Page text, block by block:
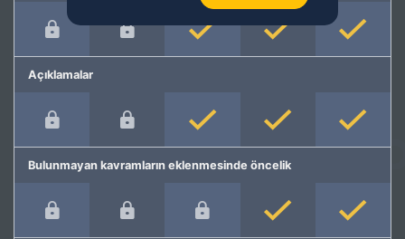
Açıklamalar
Bulunmayan kavramların eklenmesinde öncelik